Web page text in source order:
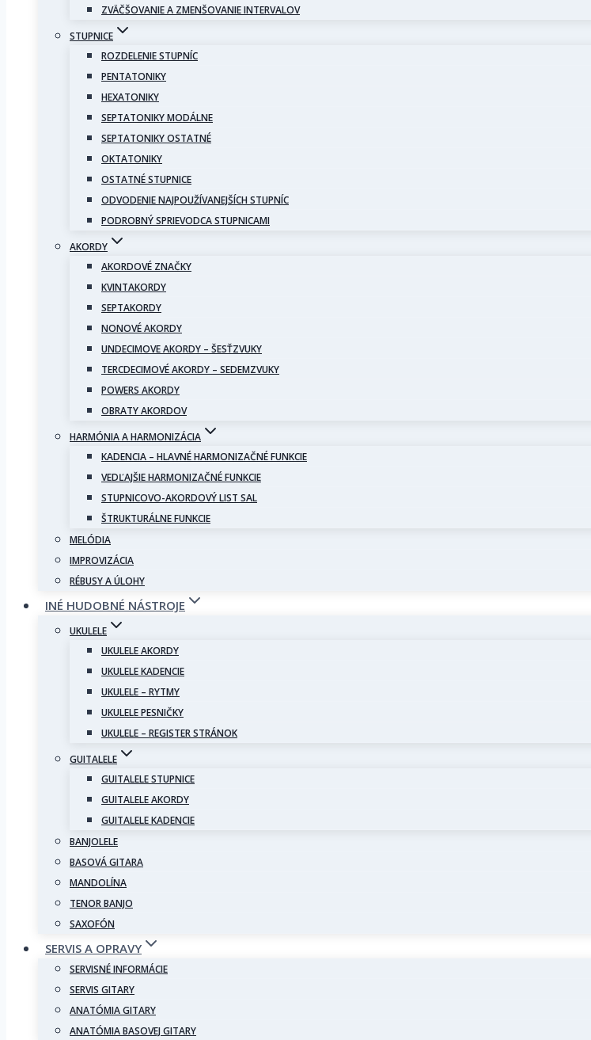
ZVÄČŠOVANIE A ZMENŠOVANIE INTERVALOV
STUPNICE
ROZDELENIE STUPNÍC
PENTATONIKY
HEXATONIKY
SEPTATONIKY MODÁLNE
SEPTATONIKY OSTATNÉ
OKTATONIKY
OSTATNÉ STUPNICE
ODVODENIE NAJPOUŽÍVANEJŠÍCH STUPNÍC
PODROBNÝ SPRIEVODCA STUPNICAMI
AKORDY
AKORDOVÉ ZNAČKY
KVINTAKORDY
SEPTAKORDY
NONOVÉ AKORDY
UNDECIMOVE AKORDY – ŠESŤZVUKY
TERCDECIMOVÉ AKORDY – SEDEMZVUKY
POWERS AKORDY
OBRATY AKORDOV
HARMÓNIA A HARMONIZÁCIA
KADENCIA – HLAVNÉ HARMONIZAČNÉ FUNKCIE
VEDĽAJŠIE HARMONIZAČNÉ FUNKCIE
STUPNICOVO-AKORDOVÝ LIST SAL
ŠTRUKTURÁLNE FUNKCIE
MELÓDIA
IMPROVIZÁCIA
RÉBUSY A ÚLOHY
INÉ HUDOBNÉ NÁSTROJE
UKULELE
UKULELE AKORDY
UKULELE KADENCIE
UKULELE – RYTMY
UKULELE PESNIČKY
UKULELE – REGISTER STRÁNOK
GUITALELE
GUITALELE STUPNICE
GUITALELE AKORDY
GUITALELE KADENCIE
BANJOLELE
BASOVÁ GITARA
MANDOLÍNA
TENOR BANJO
SAXOFÓN
SERVIS A OPRAVY
SERVISNÉ INFORMÁCIE
SERVIS GITARY
ANATÓMIA GITARY
ANATÓMIA BASOVEJ GITARY